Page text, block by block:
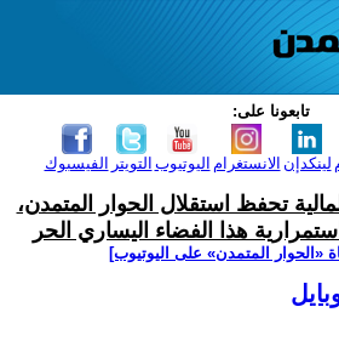
تابعونا على:
الفيسبوك التويتر اليوتيوب الانستغرام لينكدإن
تحفظ استقلال الحوار المتمدن،
هذا الفضاء اليساري الحر
‫«الحوار المتمدن» على اليوتيوب]